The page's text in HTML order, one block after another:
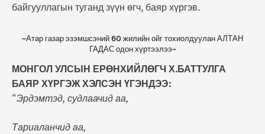
байгууллагын туганд зүүн өгч, баяр хүргэв.
~Атар газар эзэмшсэний 60 жилийн ойг тохиолдуулан АЛТАН
ГАДАС одон хүртээлээ~
МОНГОЛ УЛСЫН ЕРӨНХИЙЛӨГЧ Х.БАТТУЛГА
БАЯР ХҮРГЭЖ ХЭЛСЭН ҮГЭНДЭЭ:
“Эрдэмтэд, судлаачид аа,
Тариаланчид аа,